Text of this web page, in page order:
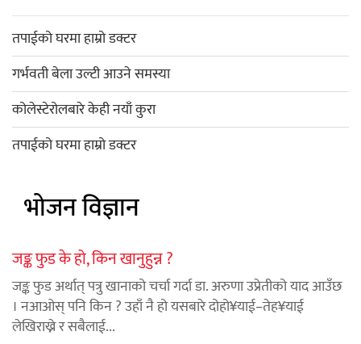
तपाईको घरमा हाम्रो डक्टर
गर्भवती बेला उल्टी आउने समस्या
कोलेस्टेरोलबारे केही नयाँ कुरा
तपाईको घरमा हाम्रो डक्टर
भोजन विज्ञान
जङ्क फुड के हो, किन खानुहुन्न ?
जङ्क फुड अर्थात् पत्रु खानाको चर्चा गर्दा डा. अरुणा उप्रेतीको याद आउँछ
। नआओस् पनि किन ? उहाँ नै हो यसबारे दोहो¥याई–तेह¥याई
लेखिराख्ने र सबैलाई...